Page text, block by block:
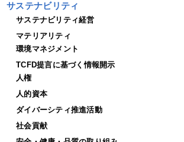
サステナビリティ
サステナビリティ経営
マテリアリティ
環境マネジメント
TCFD提言に基づく情報開示
人権
人的資本
ダイバーシティ推進活動
社会貢献